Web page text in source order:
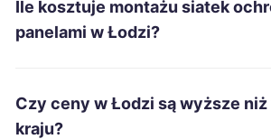
Piła
Starachowice
Ile kosztuje montażu siatek
panelami w Łodzi?
Czy ceny w Łodzi są wyższe
kraju?